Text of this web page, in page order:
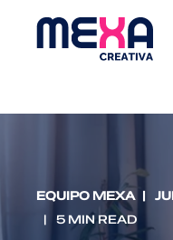
EQUIPO MEXA
5 MIN READ